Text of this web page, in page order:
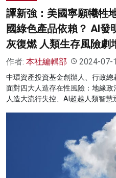
譚新強：美國寧願犧牲
國綠色產品依賴？ AI發
灰復燃 人類生存風險劇
作者: 本社編輯部 2024-07-
中環資產投資基金創辦人、行政
面對四大人造存在性風險：地緣
人造大流行失控、AI超越人類智慧